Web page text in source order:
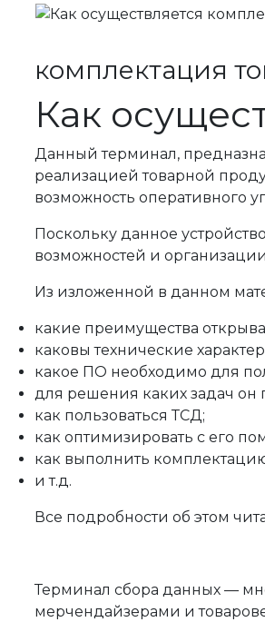
комплектация
Как
Данный терминал,
реализацией товарной
возможность оперативного
Поскольку данное
возможностей и
Из изложенной в данном
какие преимущества
каковы технические
какое ПО необходимо для
для решения каких задач он
как пользоваться ТСД;
как оптимизировать с его
как выполнить
и т.д.
Все подробности об этом
Терминал сбора данных —
мерчендайзерами и